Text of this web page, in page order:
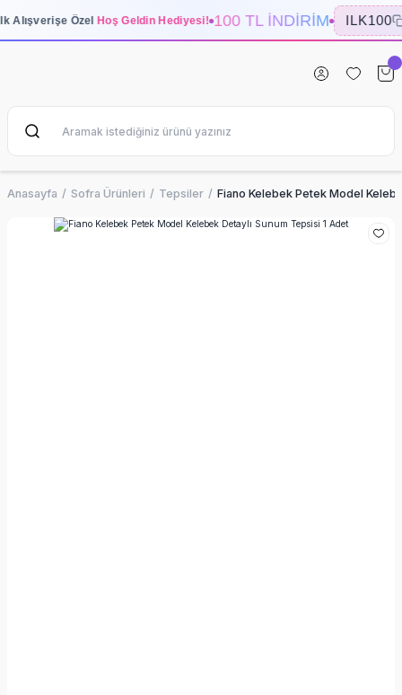
Alışverişe Özel Hoş Geldin Hediyesi! 100 TL İNDİRİM ILK100
Anasayfa Sofra Ürünleri Tepsiler Fiano Kelebek Petek Model